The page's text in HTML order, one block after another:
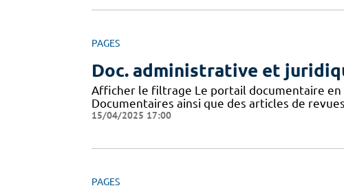
PAGES
Doc. administrative et
Afficher le filtrage Le portail documentaire en
Documentaires ainsi que des articles de
15/04/2025 17:00
PAGES